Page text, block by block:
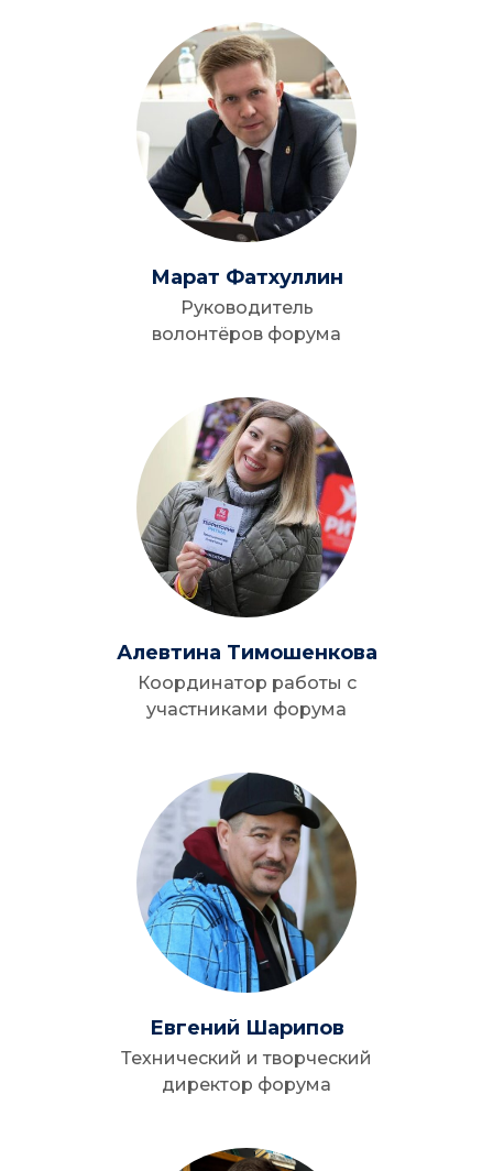
Марат Фатхуллин
Руководитель
волонтёров форума
Алевтина Тимошенкова
Координатор работы с
участниками форума
Евгений Шарипов
Технический и творческий
директор форума